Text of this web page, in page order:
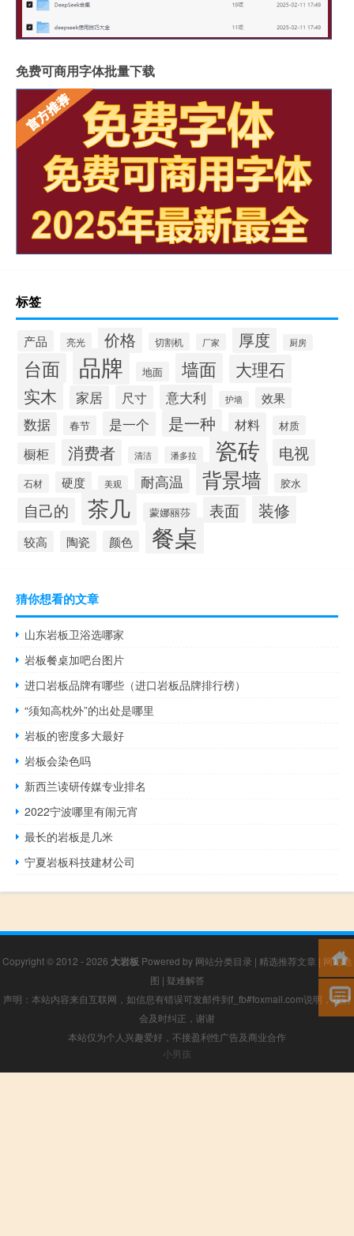
福建岩板拼接胶品牌排行
湖北现代岩板厂家有几种
整屋岩板装饰墙面好吗
岩板上的坐垫怎么清洁
冠珠陶瓷岩板产品介绍
重庆岩板卫浴多少钱
怎样加工岩板地台砖
瓷砖岩板连纹处理方法
揭阳西班牙岩板哪家好点
陶瓷岩板什么时候上市
家用北欧岩板茶几价格
青海岩板地面哪家好用
宁夏岩板橱柜好不好
岩板地砖怎么打扫
过年拜年风俗好吗
免费可商用字体批量下载
标签
产品 亮光 价格 切割机 厂家 厚度 厨房
台面 品牌 地面 墙面
大理石
实木
家居 尺寸 意大利 护墙 效果
数据 春节 是一个 是一种 材料 材质
橱柜 消费者 清洁 潘多拉 瓷砖 电视
石材 硬度 美观 耐高温 背景墙 胶水
自己的 茶几 蒙娜丽莎 表面 装修
较高 陶瓷 颜色 餐桌
猜你想看的文章
山东岩板卫浴选哪家
岩板餐桌加吧台图片
进口岩板品牌有哪些（进口岩板品牌排行榜）
“须知高枕外”的出处是哪里
岩板的密度多大最好
岩板会染色吗
新西兰读研传媒专业排名
2022宁波哪里有闹元宵
最长的岩板是几米
宁夏岩板科技建材公司
Copyright © 2012 - 2026 大岩板 Powered by 网站分类目录 | 精选推荐文章 | 网站地
图 | 疑难解答
声明：本站内容来自互联网，如信息有错误可发邮件到f_fb#foxmail.com说明，我们
会及时纠正，谢谢
本站仅为个人兴趣爱好，不接盈利性广告及商业合作
小男孩